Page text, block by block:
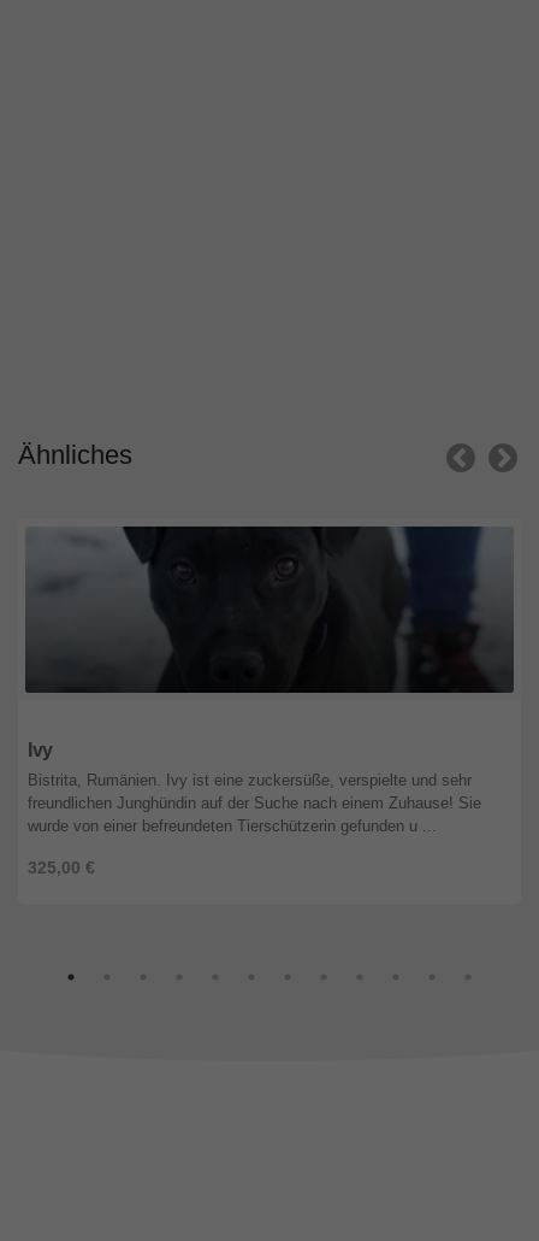
Ähnliches
Ivy
325,00 €
Bistrita, Rumänien. Ivy ist eine zuckersüße, verspielte und sehr
freundlichen Junghündin auf der Suche nach einem Zuhause! Sie
wurde von einer befreundeten Tierschützerin gefunden u ...